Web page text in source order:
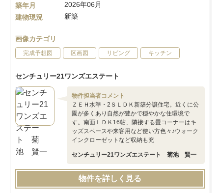
築年月
2026年06月
建物現況
新築
画像カテゴリ
完成予想図 区画図 リビング キッチン
センチュリー21ワンズエステート
物件担当者コメント
ＺＥＨ水準・2ＳＬＤＫ新築分譲住宅。近くに公
園が多くあり自然が豊かで穏やかな住環境で
す。南面ＬＤＫ16帖、隣接する畳コーナーはキ
ッズスペースや来客用など使い方色々♪ウォーク
インクローゼットなど収納も充
センチュリー21ワンズエステート 菊池 賢一
物件を詳しく見る